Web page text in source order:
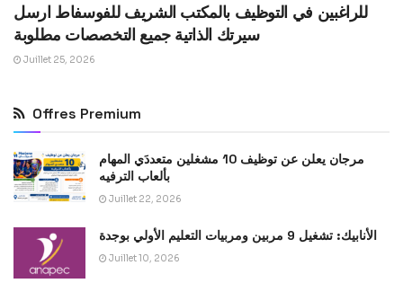
للراغبين في التوظيف بالمكتب الشريف للفوسفاط ارسل
سيرتك الذاتية جميع التخصصات مطلوبة
Juillet 25, 2026
Offres Premium
مرجان يعلن عن توظيف 10 مشغلين متعددَي المهام
بألعاب الترفيه
Juillet 22, 2026
الأنابيك: تشغيل 9 مربين ومربيات التعليم الأولي بوجدة
Juillet 10, 2026